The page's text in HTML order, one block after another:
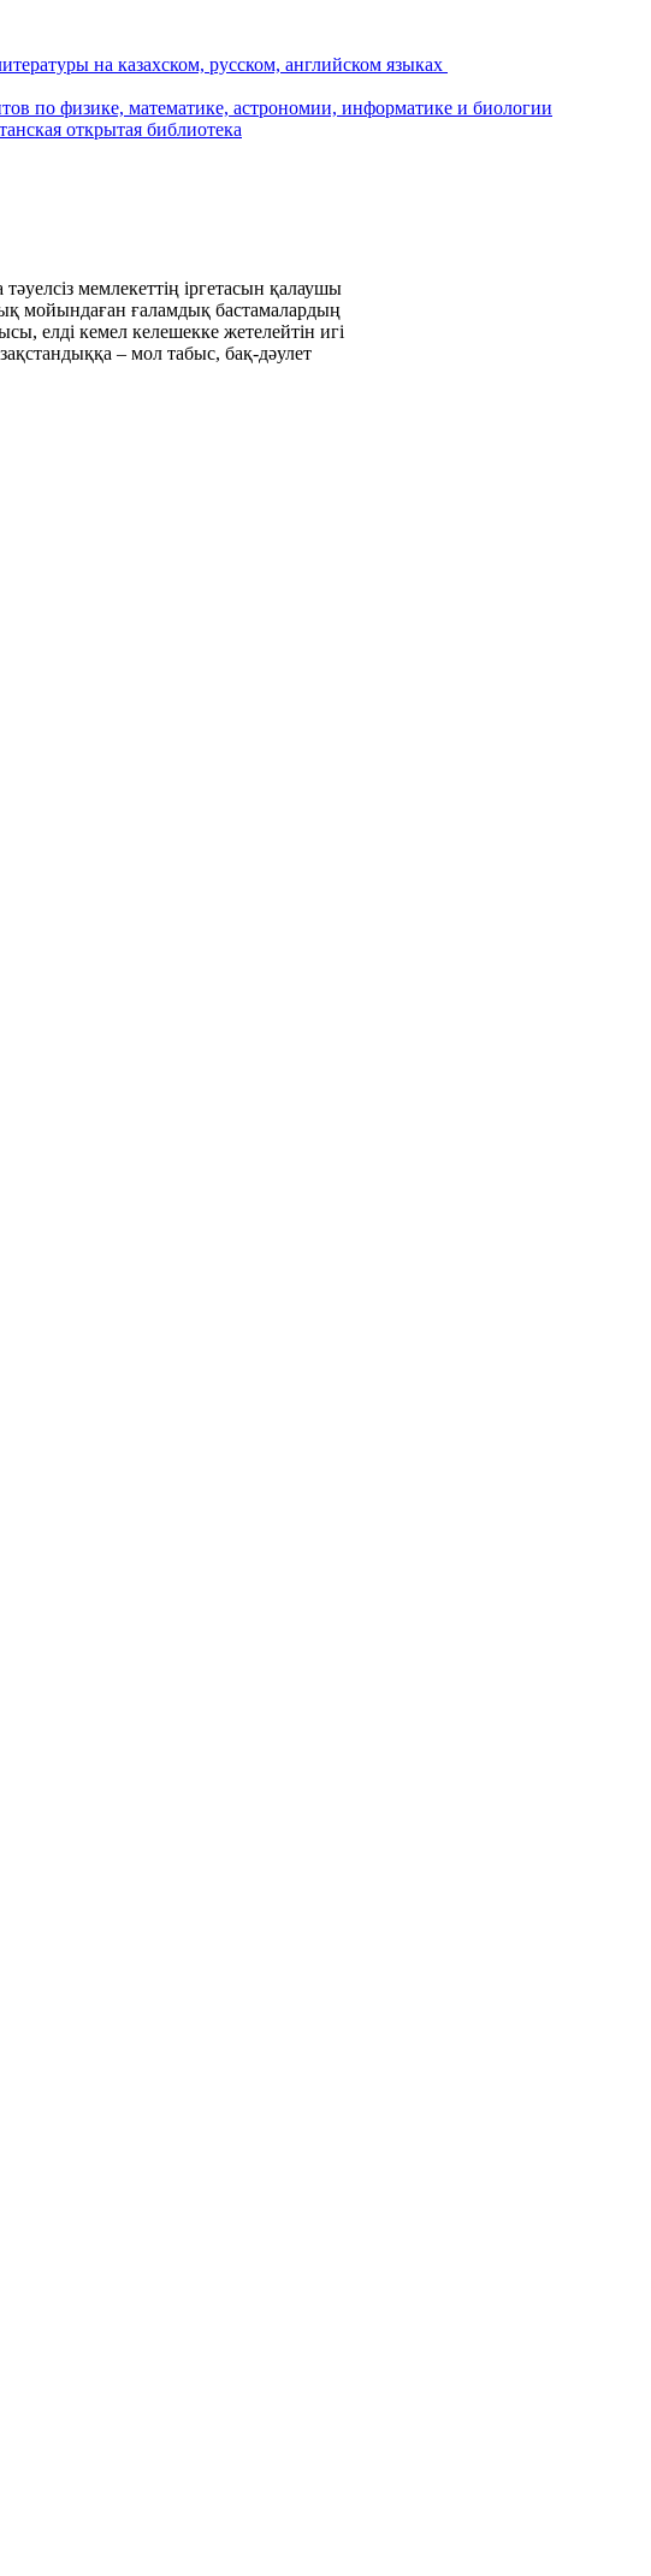
мемлекеттің іргетасын қалаушы
мойындаған ғаламдық бастамалардың
елді кемел келешекке жетелейтін игі
– мол табыс, бақ-дәулет